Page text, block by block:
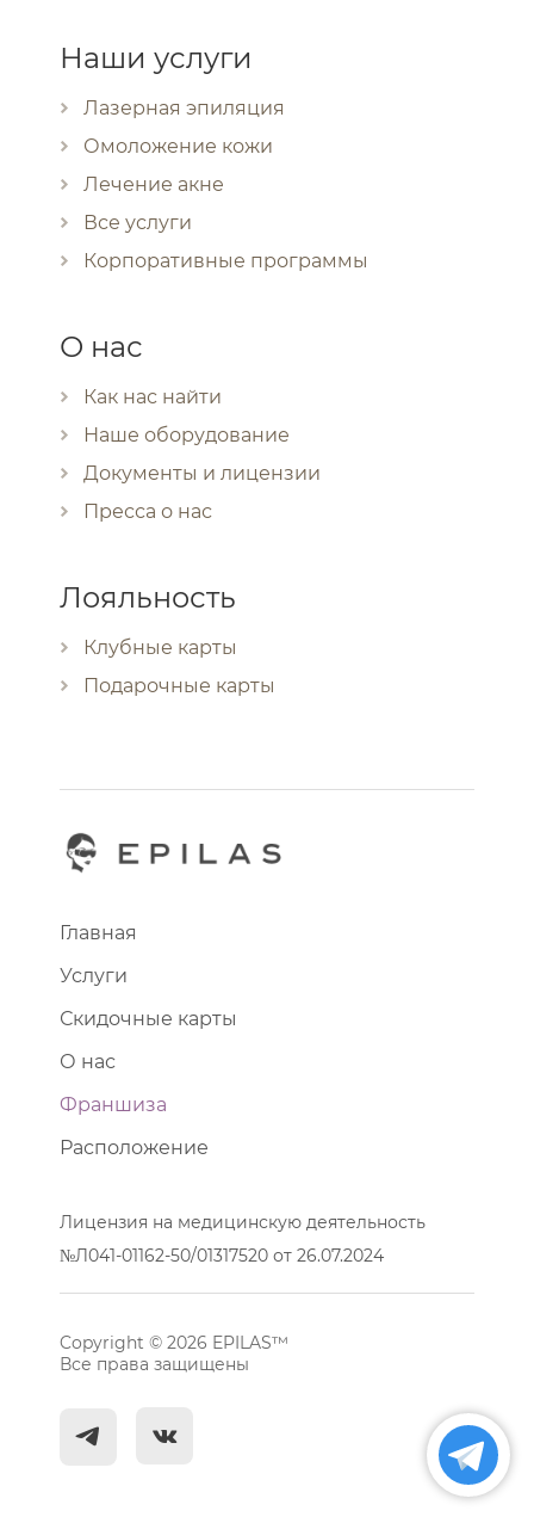
Наши услуги
Лазерная эпиляция
Омоложение кожи
Лечение акне
Все услуги
Корпоративные программы
О нас
Как нас найти
Наше оборудование
Документы и лицензии
Пресса о нас
Лояльность
Клубные карты
Подарочные карты
Главная
Услуги
Скидочные карты
О нас
Франшиза
Расположение
Лицензия на медицинскую деятельность
№Л041-01162-50/01317520 от 26.07.2024
Copyright © 2026 EPILAS™
Все права защищены
^ c